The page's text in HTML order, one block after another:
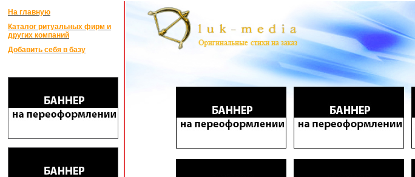
На главную
Каталог ритуальных фирм и
других компаний
Добавить себя в базу